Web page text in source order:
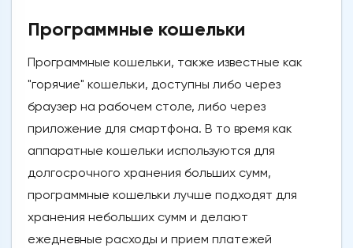
Программные кошельки
Программные кошельки, также известные как
"горячие" кошельки, доступны либо через
браузер на рабочем столе, либо через
приложение для смартфона. В то время как
аппаратные кошельки используются для
долгосрочного хранения больших сумм,
программные кошельки лучше подходят для
хранения небольших сумм и делают
ежедневные расходы и прием платежей